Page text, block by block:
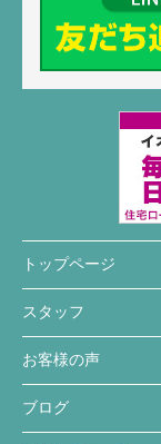
トップページ
スタッフ
お客様の声
ブログ